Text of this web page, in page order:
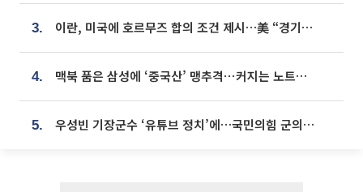
3. 이란, 미국에 호르무즈 합의 조건 제시…美 “경기 아직 안 끝나” [종합]
4. 맥북 품은 삼성에 ‘중국산’ 맹추격⋯커지는 노트북 OLED 시장
5. 우성빈 기장군수 ‘유튜브 정치’에…국민의힘 군의원들 집단 반발